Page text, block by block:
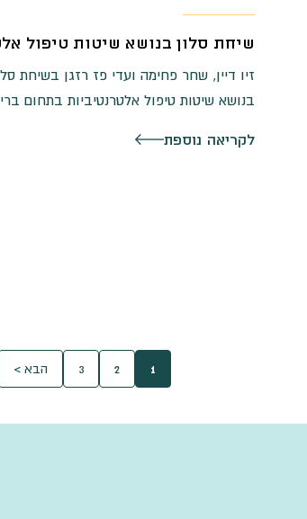
שיחת סלון בנושא שיטות טיפול
זיו דיין, שחר פחימה ועדי פז רזגן בשיחת
בנושא שיטות טיפול אלטרנטיביות בתחום
לקריאה נוספת
1
2
3 הבא >